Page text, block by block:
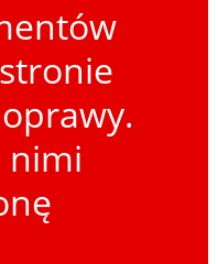
nimi